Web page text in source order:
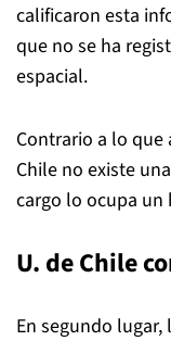
calificaron esta
que no se ha
espacial.
Contrario a lo
Chile no existe
cargo lo ocupa un
U. de Chile
En segundo